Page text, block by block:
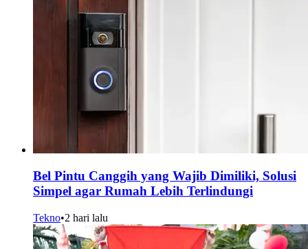
Bel Pintu Canggih yang Wajib Dimiliki, Solusi
Simpel agar Rumah Lebih Terlindungi
Tekno•2 hari lalu